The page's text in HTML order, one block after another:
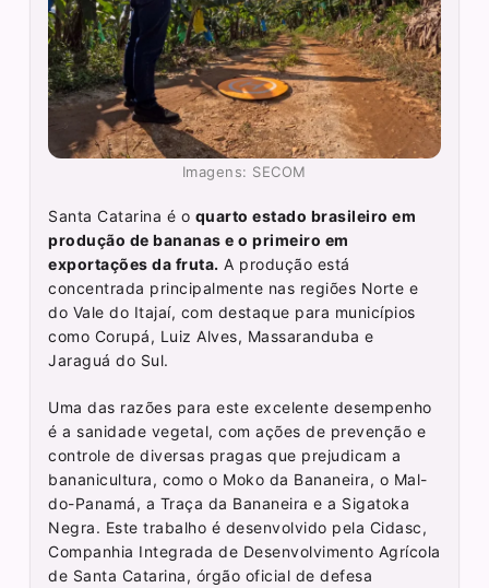
Imagens: SECOM
Santa Catarina é o quarto estado brasileiro em
produção de bananas e o primeiro em
exportações da fruta. A produção está
concentrada principalmente nas regiões Norte e
do Vale do Itajaí, com destaque para municípios
como Corupá, Luiz Alves, Massaranduba e
Jaraguá do Sul.
Uma das razões para este excelente desempenho
é a sanidade vegetal, com ações de prevenção e
controle de diversas pragas que prejudicam a
bananicultura, como o Moko da Bananeira, o Mal-
do-Panamá, a Traça da Bananeira e a Sigatoka
Negra. Este trabalho é desenvolvido pela Cidasc,
Companhia Integrada de Desenvolvimento Agrícola
de Santa Catarina, órgão oficial de defesa